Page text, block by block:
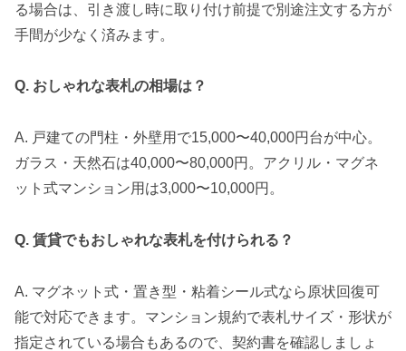
る場合は、引き渡し時に取り付け前提で別途注文する方が
手間が少なく済みます。
Q. おしゃれな表札の相場は？
A. 戸建ての門柱・外壁用で15,000〜40,000円台が中心。
ガラス・天然石は40,000〜80,000円。アクリル・マグネ
ット式マンション用は3,000〜10,000円。
Q. 賃貸でもおしゃれな表札を付けられる？
A. マグネット式・置き型・粘着シール式なら原状回復可
能で対応できます。マンション規約で表札サイズ・形状が
指定されている場合もあるので、契約書を確認しましょ